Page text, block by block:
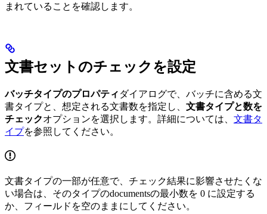
まれていることを確認します。
文書セットのチェックを設定
バッチタイプのプロパティ ダイアログで、バッチに含める文
書タイプと、想定される文書数を指定し、 文書タイプと数を
チェックオプションを選択します。詳細については、 文書タ
イプを参照してください。
文書タイプの一部が任意で、チェック結果に影響させたくな
い場合は、そのタイプのdocumentsの最小数を 0 に設定する
か、フィールドを空のままにしてください。